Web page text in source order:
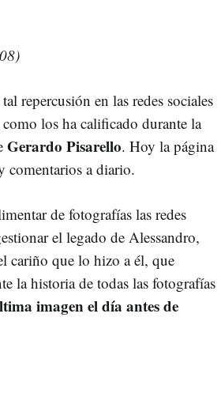
repercusión en las redes sociales
los ha calificado durante la
Gerardo Pisarello. Hoy la página
comentarios a diario.
de fotografías las redes
el legado de Alessandro,
cariño que lo hizo a él, que
la historia de todas las fotografías
imagen el día antes de